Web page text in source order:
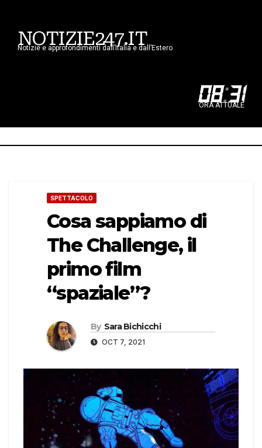
NOTIZIE247.IT
Notizie e approfondimenti dall’Italia e dall’Estero
08:31
ORA ATTUALE
SPETTACOLO
Cosa sappiamo di
The Challenge, il
primo film
“spaziale”?
By Sara Bichicchi
OCT 7, 2021